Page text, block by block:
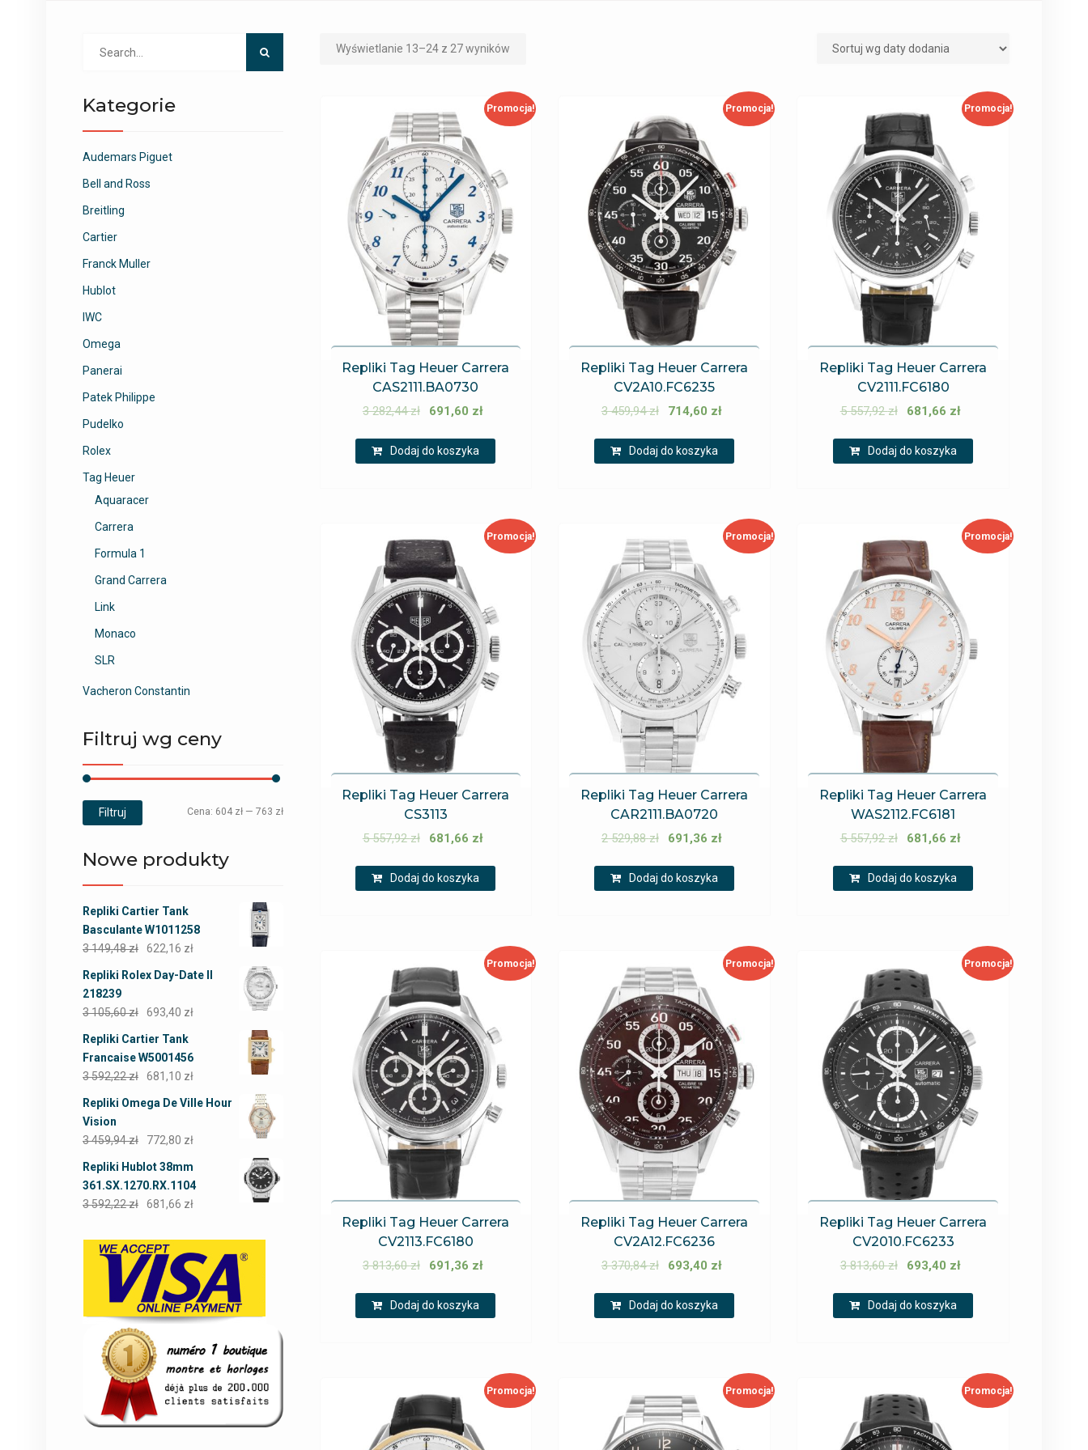
Wyświetlanie 13–24 z 27 wyników
Promocja!
Repliki Tag Heuer Carrera
CAS2111.BA0730
3 282,44zł 691,60 zł
Dodaj do koszyka
Promocja!
Repliki Tag Heuer Carrera
CV2A10.FC6235
3 459,94zł 714,60 zł
Dodaj do koszyka
Promocja!
Repliki Tag Heuer Carrera
CV2111.FC6180
5 557,92zł 681,66 zł
Dodaj do koszyka
Promocja!
Repliki Tag Heuer Carrera
CS3113
5 557,92zł 681,66 zł
Dodaj do koszyka
Promocja!
Repliki Tag Heuer Carrera
CAR2111.BA0720
2 529,88zł 691,36 zł
Dodaj do koszyka
Promocja!
Repliki Tag Heuer Carrera
WAS2112.FC6181
5 557,92zł 681,66 zł
Dodaj do koszyka
Promocja!
Repliki Tag Heuer Carrera
CV2113.FC6180
3 813,60zł 691,36 zł
Dodaj do koszyka
Promocja!
Repliki Tag Heuer Carrera
CV2A12.FC6236
3 370,84zł 693,40 zł
Dodaj do koszyka
Promocja!
Repliki Tag Heuer Carrera
CV2010.FC6233
3 813,60zł 693,40 zł
Dodaj do koszyka
Promocja! Promocja! Promocja!
Kategorie
Audemars Piguet
Bell and Ross
Breitling
Cartier
Franck Muller
Hublot
IWC
Omega
Panerai
Patek Philippe
Pudelko
Rolex
Tag Heuer
Aquaracer
Carrera
Formula 1
Grand Carrera
Link
Monaco
SLR
Vacheron Constantin
Filtruj wg ceny
Filtruj Cena: 604 zł— 763 zł
Nowe produkty
Repliki Cartier Tank
Basculante W1011258
3 149,48zł 622,16 zł
Repliki Rolex Day-Date II
218239
3 105,60zł 693,40 zł
Repliki Cartier Tank
Francaise W5001456
3 592,22zł 681,10 zł
Repliki Omega De Ville Hour
Vision
3 459,94zł 772,80 zł
Repliki Hublot 38mm
361.SX.1270.RX.1104
3 592,22zł 681,66 zł